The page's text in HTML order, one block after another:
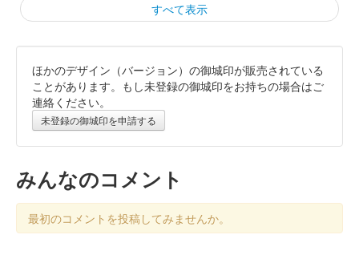
すべて表示
厩橋城 御城印 令和八年新春限定版
厩橋城（前橋城） 御城印 令和八年新春限定
赤亀版
厩橋城（前橋城） 御城印
ほかのデザイン（バージョン）の御城印が販売されている
ことがあります。もし未登録の御城印をお持ちの場合はご
連絡ください。
未登録の御城印を申請する
みんなのコメント
最初のコメントを投稿してみませんか。